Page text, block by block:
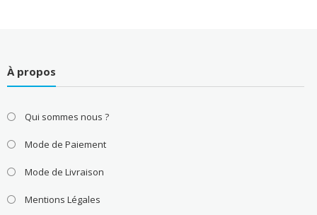
À propos
Qui sommes nous ?
Mode de Paiement
Mode de Livraison
Mentions Légales